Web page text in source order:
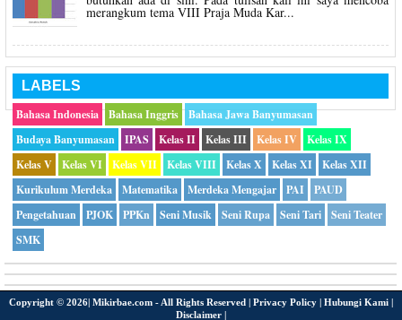
merangkum tema VIII Praja Muda Kar...
LABELS
Bahasa Indonesia
Bahasa Inggris
Bahasa Jawa Banyumasan
Budaya Banyumasan
IPAS Kelas II Kelas III Kelas IV
Kelas IX
Kelas V
Kelas VI Kelas VII Kelas VIII Kelas X Kelas XI
Kelas XII
Kurikulum Merdeka
Matematika Merdeka Mengajar PAI
PAUD
Pengetahuan
PJOK PPKn Seni Musik Seni Rupa Seni Tari
Seni Teater
SMK
Copyright © 2026| Mikirbae.com - All Rights Reserved | Privacy Policy | Hubungi Kami |
Disclaimer |